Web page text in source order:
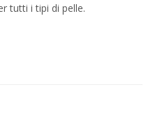
tutti i tipi di pelle.